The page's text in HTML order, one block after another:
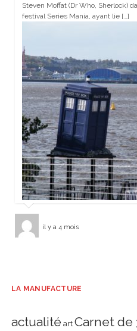
Steven Moffat (Dr Who, Sherlock)
festival Series Mania, ayant lie […]
il y a 4 mois
LA MANUFACTURE
actualité art Carnet de